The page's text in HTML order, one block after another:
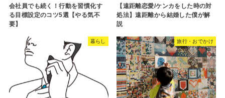
会社員でも続く！行動を習慣化す
る目標設定のコツ5選【やる気不
要】
【遠距離恋愛/ケンカをした時の対
処法】遠距離から結婚した僕が解
説
暮らし 旅行・おでかけ